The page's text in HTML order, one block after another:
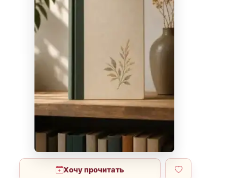
Хочу прочитать